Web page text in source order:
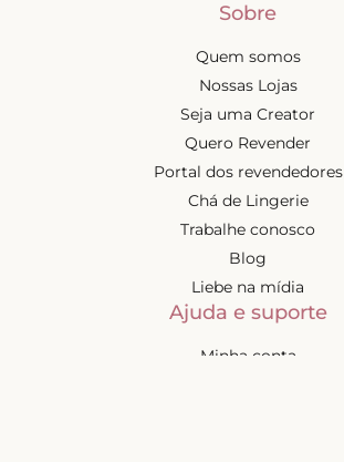
Sobre
Quem somos
Nossas Lojas
Seja uma Creator
Quero Revender
Portal dos revendedores
Chá de Lingerie
Trabalhe conosco
Blog
Liebe na mídia
Ajuda e suporte
Minha conta